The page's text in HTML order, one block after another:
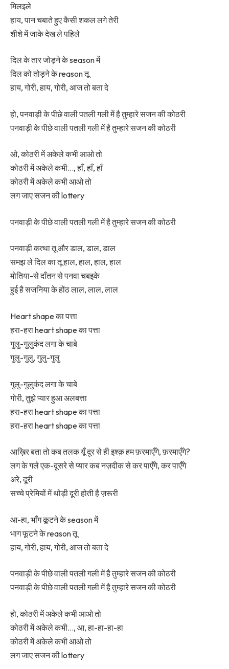
मिलइले
हाय, पान चबाते हुए कैसी शकल लगे तेरी
शीशे में जाके देख ले पहिले
दिल के तार जोड़ने के season में
दिल को तोड़ने के reason तू
हाय, गोरी, हाय, गोरी, आज तो बता दे
हो, पनवाड़ी के पीछे वाली पतली गली में है तुम्हारे सजन की कोठरी
पनवाड़ी के पीछे वाली पतली गली में है तुम्हारे सजन की कोठरी
ओ, कोठरी में अकेले कभी आओ तो
कोठरी में अकेले कभी…, हाँ, हाँ, हाँ
कोठरी में अकेले कभी आओ तो
लग जाए सजन की lottery
पनवाड़ी के पीछे वाली पतली गली में है तुम्हारे सजन की कोठरी
पनवाड़ी कत्था तू और डाल, डाल, डाल
समझ ले दिल का तू हाल, हाल, हाल, हाल
मोतिया-से दाँतन से पनवा चबइके
हुई है सजनिया के होंठ लाल, लाल, लाल
Heart shape का पत्ता
हरा-हरा heart shape का पत्ता
गुलु-गुलुकंद लगा के चाबे
गुलु-गुलु, गुलु-गुलु
गुलु-गुलुकंद लगा के चाबे
गोरी, तुझे प्यार हुआ अलबत्ता
हरा-हरा heart shape का पत्ता
हरा-हरा heart shape का पत्ता
आख़िर बता तो कब तलक यूँ दूर से ही इश्क़ हम फ़रमाएँगे, फ़रमाएँगे?
लग के गले एक-दूसरे से प्यार कब नज़दीक से कर पाएँगे, कर पाएँगे
अरे, दूरी
सच्चे प्रेमियों में थोड़ी दूरी होती है ज़रूरी
आ-हा, भाँग कूटने के season में
भाग फूटने के reason तू
हाय, गोरी, हाय, गोरी, आज तो बता दे
पनवाड़ी के पीछे वाली पतली गली में है तुम्हारे सजन की कोठरी
पनवाड़ी के पीछे वाली पतली गली में है तुम्हारे सजन की कोठरी
हो, कोठरी में अकेले कभी आओ तो
कोठरी में अकेले कभी…, आ, हा-हा-हा-हा
कोठरी में अकेले कभी आओ तो
लग जाए सजन की lottery